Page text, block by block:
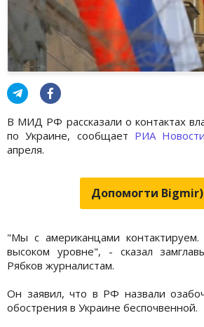
В МИД РФ рассказали о контактах
по Украине, сообщает РИА Новости
апреля.
Допомогти
"Мы с американцами
высоком уровне", - сказал
Рябков журналистам.
Он заявил, что в РФ назвали
обострения в Украине беспочвенной.